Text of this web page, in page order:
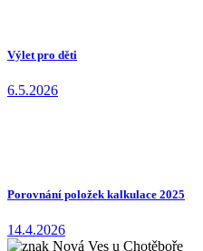
Výlet pro děti
6.5.2026
Porovnání položek kalkulace 2025
14.4.2026